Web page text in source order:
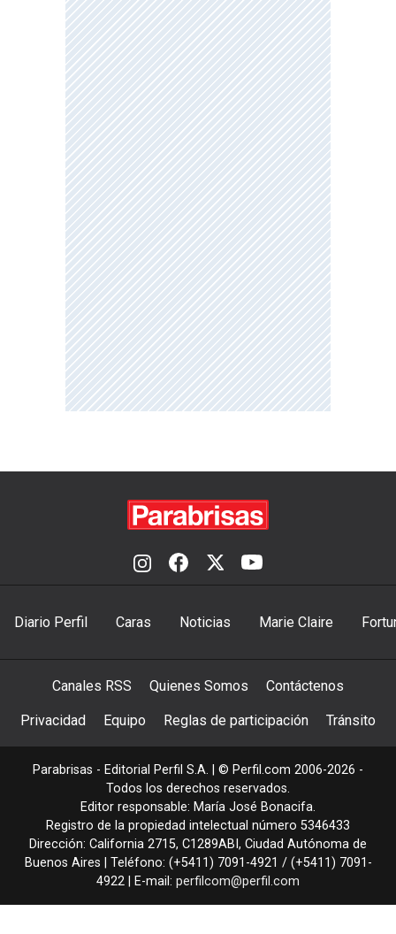
Diario Perfil Caras Noticias Marie Claire
Canales RSS Quienes Somos Contáctenos
Privacidad Equipo Reglas de participación Tránsito
Parabrisas - Editorial Perfil S.A. | © Perfil.com 2006-2026 -
Todos los derechos reservados.
Editor responsable: María José Bonacifa.
Registro de la propiedad intelectual número 5346433
Dirección: California 2715, C1289ABI , Ciudad Autónoma de
Buenos Aires | Teléfono: (+5411) 7091-4921 / (+5411) 7091-
4922 | E-mail: perfilcom@perfil.com